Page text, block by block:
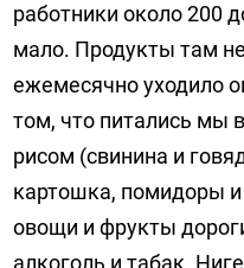
работники около 200
мало. Продукты там
ежемесячно уходило
том, что питались мы
рисом (свинина и
картошка, помидоры и
овощи и фрукты
алкоголь и табак.